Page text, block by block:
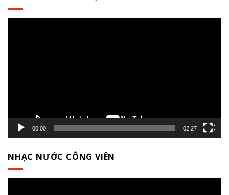
00:00 02:27
NHẠC NƯỚC CÔNG VIÊN